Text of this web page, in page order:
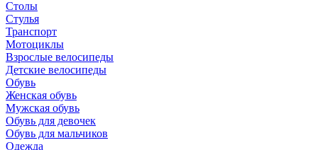
Столы
Стулья
Транспорт
Мотоциклы
Взрослые велосипеды
Детские велосипеды
Обувь
Женская обувь
Мужская обувь
Обувь для девочек
Обувь для мальчиков
Одежда